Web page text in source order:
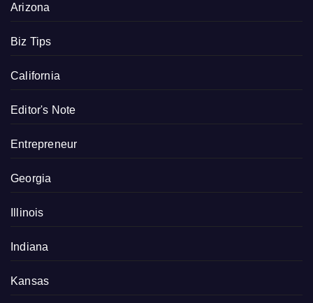
Arizona
Biz Tips
California
Editor's Note
Entrepreneur
Georgia
Illinois
Indiana
Kansas